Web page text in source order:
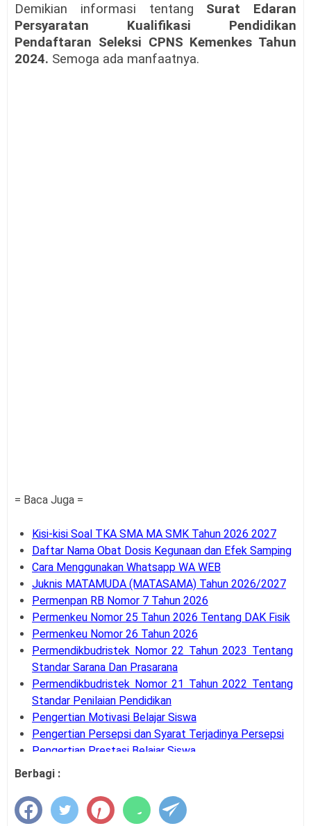
Demikian informasi tentang Surat Edaran
Persyaratan Kualifikasi Pendidikan
Pendaftaran Seleksi CPNS Kemenkes Tahun
2024. Semoga ada manfaatnya.
= Baca Juga =
Kisi-kisi Soal TKA SMA MA SMK Tahun 2026 2027
Daftar Nama Obat Dosis Kegunaan dan Efek Samping
Cara Menggunakan Whatsapp WA WEB
Juknis MATAMUDA (MATASAMA) Tahun 2026/2027
Permenpan RB Nomor 7 Tahun 2026
Permenkeu Nomor 25 Tahun 2026 Tentang DAK Fisik
Permenkeu Nomor 26 Tahun 2026
Permendikbudristek Nomor 22 Tahun 2023 Tentang
Standar Sarana Dan Prasarana
Permendikbudristek Nomor 21 Tahun 2022 Tentang
Standar Penilaian Pendidikan
Pengertian Motivasi Belajar Siswa
Pengertian Persepsi dan Syarat Terjadinya Persepsi
Pengertian Prestasi Belajar Siswa
Pengertian dan Teknik Supervisi Akademik
Bank Soal UM-PTKIN Tahun Akademik 2026/2027
Pengertian dan Komponen Layanan BK
Panduan Cara Aktivasi MFA Pada SSO BKN
Berbagi :